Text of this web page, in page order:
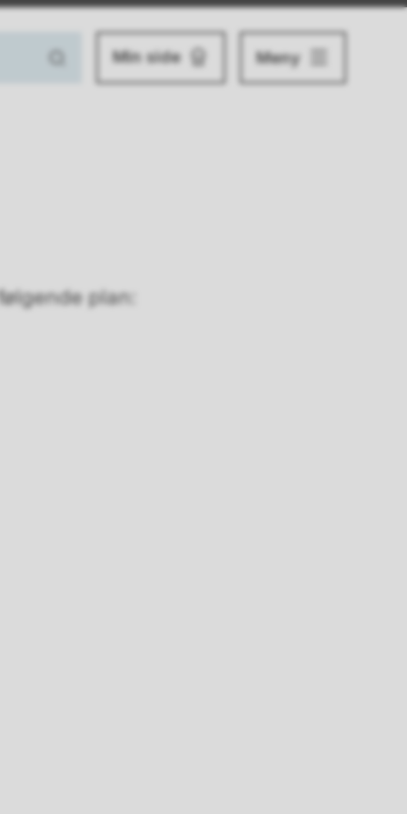
Min side Meny
plan: